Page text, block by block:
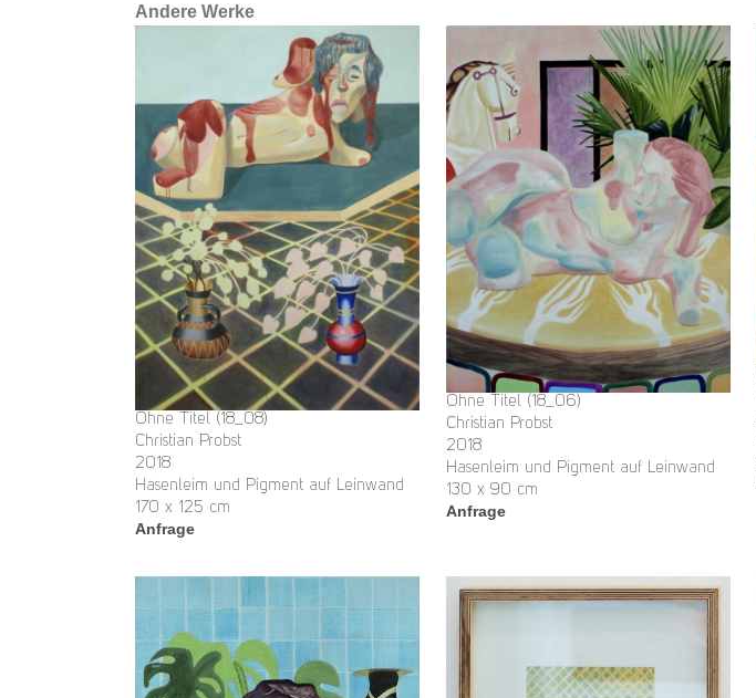
Andere Werke
Ohne Titel (18_08)
Christian Probst
2018
Hasenleim und Pigment auf Leinwand
170 x 125 cm
Anfrage
Ohne Titel (18_06)
Christian Probst
2018
Hasenleim und Pigment auf Leinwand
130 x 90 cm
Anfrage